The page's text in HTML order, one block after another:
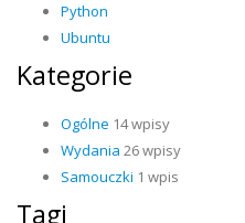
Python
Ubuntu
Kategorie
Ogólne 14 wpisy
Wydania 26 wpisy
Samouczki 1 wpis
Tagi